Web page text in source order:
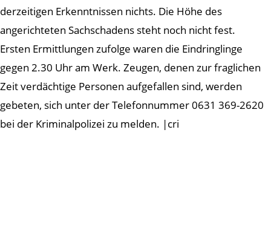
derzeitigen Erkenntnissen nichts. Die Höhe des
angerichteten Sachschadens steht noch nicht fest.
Ersten Ermittlungen zufolge waren die Eindringlinge
gegen 2.30 Uhr am Werk. Zeugen, denen zur fraglichen
Zeit verdächtige Personen aufgefallen sind, werden
gebeten, sich unter der Telefonnummer 0631 369-2620
bei der Kriminalpolizei zu melden. |cri